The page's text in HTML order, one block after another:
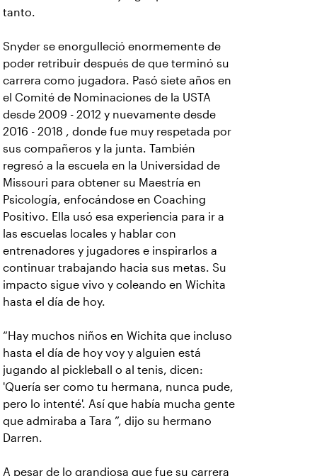
tanto.
Snyder se enorgulleció enormemente de
poder retribuir después de que terminó su
carrera como jugadora. Pasó siete años en
el Comité de Nominaciones de la USTA
desde 2009 - 2012 y nuevamente desde
2016 - 2018 , donde fue muy respetada por
sus compañeros y la junta. También
regresó a la escuela en la Universidad de
Missouri para obtener su Maestría en
Psicología, enfocándose en Coaching
Positivo. Ella usó esa experiencia para ir a
las escuelas locales y hablar con
entrenadores y jugadores e inspirarlos a
continuar trabajando hacia sus metas. Su
impacto sigue vivo y coleando en Wichita
hasta el día de hoy.
“Hay muchos niños en Wichita que incluso
hasta el día de hoy voy y alguien está
jugando al pickleball o al tenis, dicen:
'Quería ser como tu hermana, nunca pude,
pero lo intenté'. Así que había mucha gente
que admiraba a Tara ”, dijo su hermano
Darren.
A pesar de lo grandiosa que fue su carrera